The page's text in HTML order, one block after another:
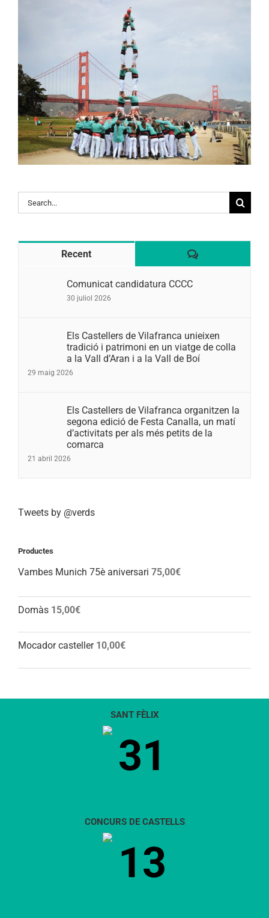
Search
for:
Recent Comentaris
Comunicat candidatura CCCC
30 juliol 2026
Els Castellers de Vilafranca unieixen
tradició i patrimoni en un viatge de colla
a la Vall d’Aran i a la Vall de Boí
29 maig 2026
Els Castellers de Vilafranca organitzen la
segona edició de Festa Canalla, un matí
d’activitats per als més petits de la
comarca
21 abril 2026
Tweets by @verds
Productes
Vambes Munich 75è aniversari 75,00€
Domàs 15,00€
Mocador casteller 10,00€
SANT FÈLIX
31
CONCURS DE CASTELLS
13